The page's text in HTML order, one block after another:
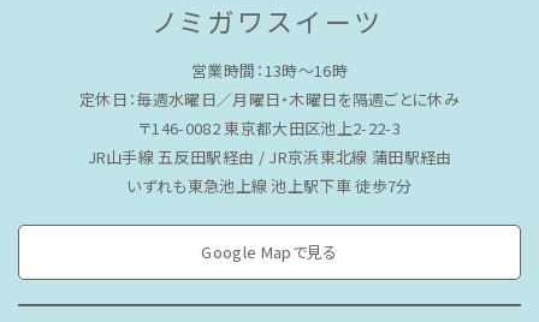
ノミガワスイーツ
営業時間：13時〜16時
定休日：毎週水曜日／月曜日・木曜日を隔週ごとに休み
〒146-0082 東京都大田区池上2-22-3
JR山手線 五反田駅経由 / JR京浜東北線 蒲田駅経由
いずれも東急池上線 池上駅下車 徒歩7分
Google Mapで見る